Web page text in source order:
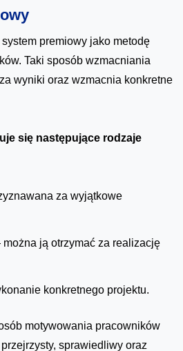
premiowy jako metodę
Taki sposób wzmacniania
wyniki oraz wzmacnia konkretne
się następujące rodzaje
za wyjątkowe
ją otrzymać za realizację
konkretnego projektu.
motywowania pracowników
sprawiedliwy oraz